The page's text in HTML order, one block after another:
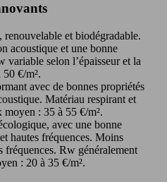
renouvelable et biodégradable.
acoustique et une bonne
variable selon l’épaisseur et la
€/m².
avec de bonnes propriétés
Matériau respirant et
: 35 à 55 €/m².
avec une bonne
hautes fréquences. Moins
fréquences. Rw généralement
: 20 à 35 €/m².